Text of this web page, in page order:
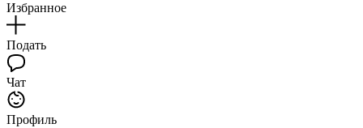
Избранное
Подать
Чат
Профиль